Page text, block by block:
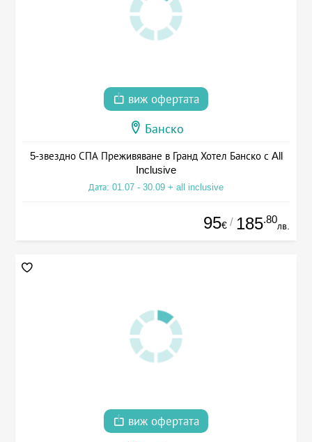
виж офертата
Банско
5-звездно СПА Преживяване в Гранд Хотел Банско с All
Inclusive
Дата: 01.07 - 30.09 + all inclusive
95€ / 185.80
лв.
виж офертата